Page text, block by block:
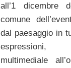
all’1 dicembre
comune
dal paesaggio in
espressioni,
multimediale